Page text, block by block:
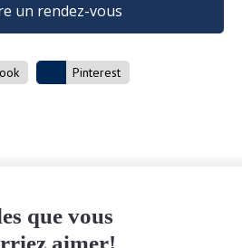
un rendez-vous
Pinterest
que vous
aimer!